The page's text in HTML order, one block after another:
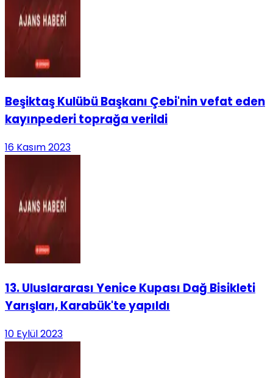
Beşiktaş Kulübü Başkanı Çebi'nin vefat eden
kayınpederi toprağa verildi
16 Kasım 2023
13. Uluslararası Yenice Kupası Dağ Bisikleti
Yarışları, Karabük'te yapıldı
10 Eylül 2023